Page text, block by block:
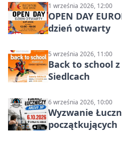
1 września 2026, 12:00
OPEN DAY
dzień otwarty
5 września 2026, 11:00
Back to school
Siedlcach
6 września 2026, 10:00
Wyzwanie
początkujących